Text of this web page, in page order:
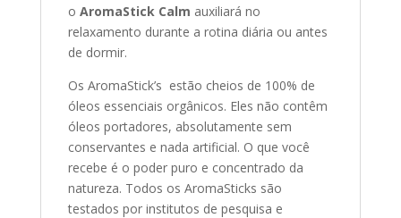
o AromaStick Calm auxiliará no
relaxamento durante a rotina diária ou antes
de dormir.
Os AromaStick’s estão cheios de 100% de
óleos essenciais orgânicos. Eles não contêm
óleos portadores, absolutamente sem
conservantes e nada artificial. O que você
recebe é o poder puro e concentrado da
natureza. Todos os AromaSticks são
testados por institutos de pesquisa e